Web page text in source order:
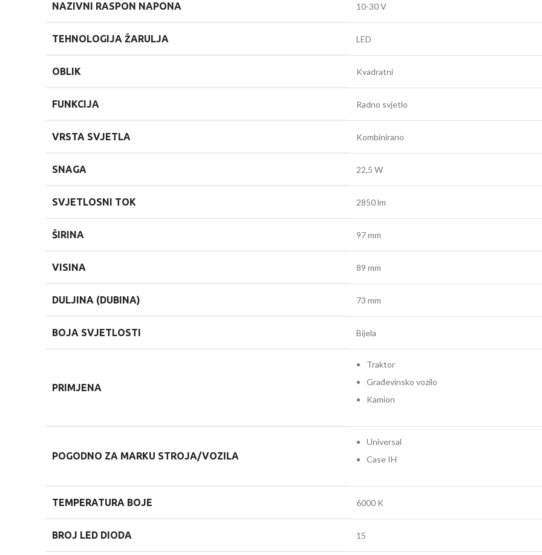
NAZIVNI RASPON NAPONA 10-30 V
TEHNOLOGIJA ŽARULJA LED
OBLIK Kvadratni
FUNKCIJA Radno svjetlo
VRSTA SVJETLA Kombinirano
SNAGA 22,5 W
SVJETLOSNI TOK 2850 lm
ŠIRINA 97 mm
VISINA 89 mm
DULJINA (DUBINA) 73 mm
BOJA SVJETLOSTI Bijela
PRIMJENA
Traktor
Građevinsko vozilo
Kamion
POGODNO ZA MARKU STROJA/VOZILA
Universal
Case IH
TEMPERATURA BOJE 6000 K
BROJ LED DIODA 15